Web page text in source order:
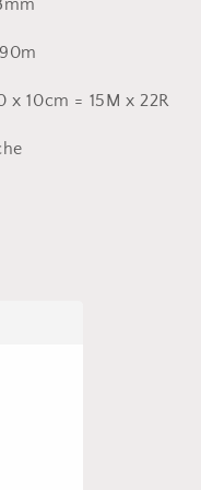
x 10cm = 15M x 22R